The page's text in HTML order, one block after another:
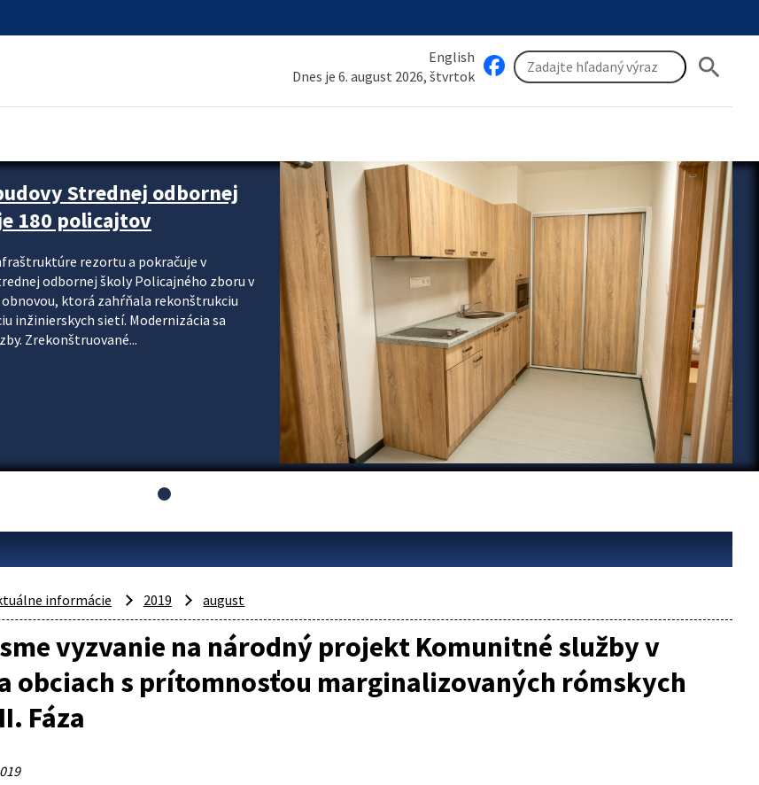
English
Dnes je 6. august 2026, štvrtok
search
Strednej odbornej
180 policajtov
rezortu a pokračuje v
odbornej školy Policajného zboru v
ktorá zahŕňala rekonštrukciu
inžinierskych sietí. Modernizácia sa
Zrekonštruované...
informácie 2019 august
vyzvanie na národný projekt Komunitné služby v
obciach s prítomnosťou marginalizovaných rómskych
Fáza